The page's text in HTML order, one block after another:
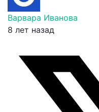
Варвара Иванова
8 лет назад